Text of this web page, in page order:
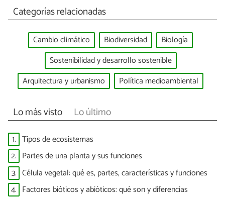
Categorías relacionadas
Cambio climático Biodiversidad
Biología
Sostenibilidad y desarrollo sostenible
Arquitectura y urbanismo
Política medioambiental
Lo más visto Lo último
1. Tipos de ecosistemas
2. Partes de una planta y sus funciones
3. Célula vegetal: qué es, partes, características y funciones
4. Factores bióticos y abióticos: qué son y diferencias